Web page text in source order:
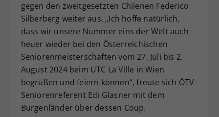
gegen den zweitgesetzten Chilenen Federico
Silberberg weiter aus. „Ich hoffe natürlich,
dass wir unsere Nummer eins der Welt auch
heuer wieder bei den Österreichischen
Seniorenmeisterschaften vom 27. Juli bis 2.
August 2024 beim UTC La Ville in Wien
begrüßen und feiern können“, freute sich ÖTV-
Seniorenreferent Edi Glasner mit dem
Burgenländer über dessen Coup.